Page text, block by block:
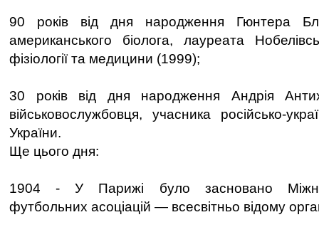
90 років від дня народження Гюнтера
американського біолога, лауреата
фізіології та медицини (1999);
30 років від дня народження Андрія
військовослужбовця, учасника російсько-
України.
Ще цього дня:
1904 - У Парижі було засновано
футбольних асоціацій — всесвітньо відому